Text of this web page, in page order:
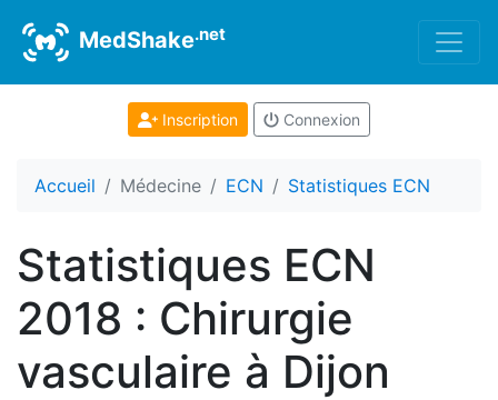
MedShake.net
Inscription Connexion
Accueil Médecine ECN Statistiques ECN
Statistiques ECN
2018 : Chirurgie
vasculaire à Dijon